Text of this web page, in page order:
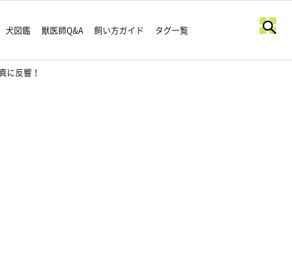
犬図鑑 獣医師Q&A 飼い方ガイド タグ一覧
に反響！